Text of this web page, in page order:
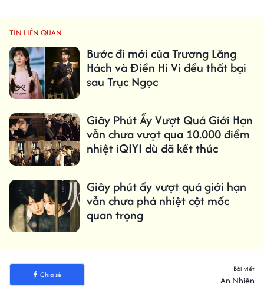
TIN LIÊN QUAN
Bước đi mới của Trương Lăng
Hách và Điền Hi Vi đều thất bại
sau Trục Ngọc
Giây Phút Ấy Vượt Quá Giới Hạn
vẫn chưa vượt qua 10.000 điểm
nhiệt iQIYI dù đã kết thúc
Giây phút ấy vượt quá giới hạn
vẫn chưa phá nhiệt cột mốc
quan trọng
Chia sẻ
Bài viết
An Nhiên